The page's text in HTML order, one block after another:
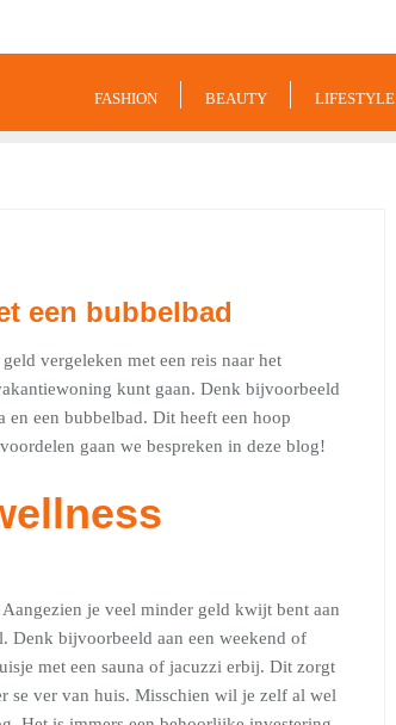
FASHION BEAUTY LIFESTYLE
een bubbelbad
vergeleken met een reis naar het
kunt gaan. Denk bijvoorbeeld
en een bubbelbad. Dit heeft een hoop
gaan we bespreken in deze blog!
je veel minder geld kwijt bent aan
Denk bijvoorbeeld aan een weekend of
met een sauna of jacuzzi erbij. Dit zorgt
se ver van huis. Misschien wil je zelf al wel